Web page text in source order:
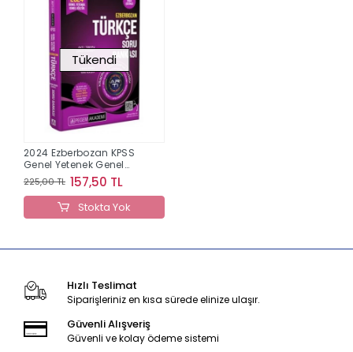
Tükendi
2024 Ezberbozan KPSS
Genel Yetenek Genel
Kültür Türkçe Soru
Bankası
225,00 TL 157,50 TL
Stokta Yok
Hızlı Teslimat
Siparişleriniz en kısa sürede elinize ulaşır.
Güvenli Alışveriş
Güvenli ve kolay ödeme sistemi